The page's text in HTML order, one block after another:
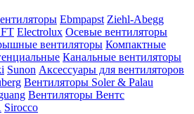
Ebmpapst Ziehl-Abegg
Electrolux Осевые вентиляторы
вентиляторы Компактные
Канальные вентиляторы
Sunon Аксессуары для вентиляторов
Вентиляторы Soler & Palau
Вентиляторы Вентс
Sirocco